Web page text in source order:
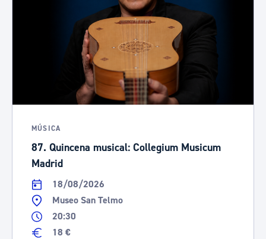
MÚSICA
87. Quincena musical: Collegium Musicum
Madrid
18/08/2026
Museo San Telmo
20:30
18 €